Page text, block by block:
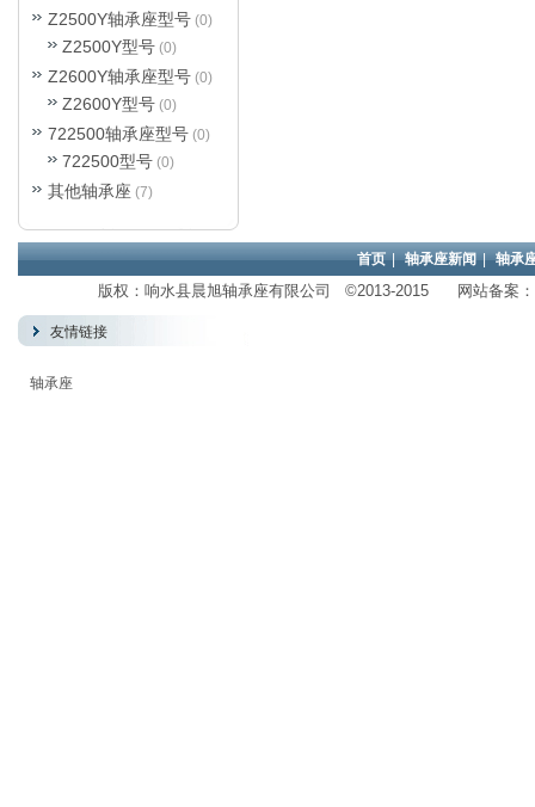
Z2500Y轴承座型号 (0)
Z2500Y型号 (0)
Z2600Y轴承座型号 (0)
Z2600Y型号 (0)
722500轴承座型号 (0)
722500型号 (0)
其他轴承座 (7)
首页 | 轴承座新闻 | 轴承
友情链接
轴承座
版权：响水县晨旭轴承座有限公司 ©2013-2015 网站备